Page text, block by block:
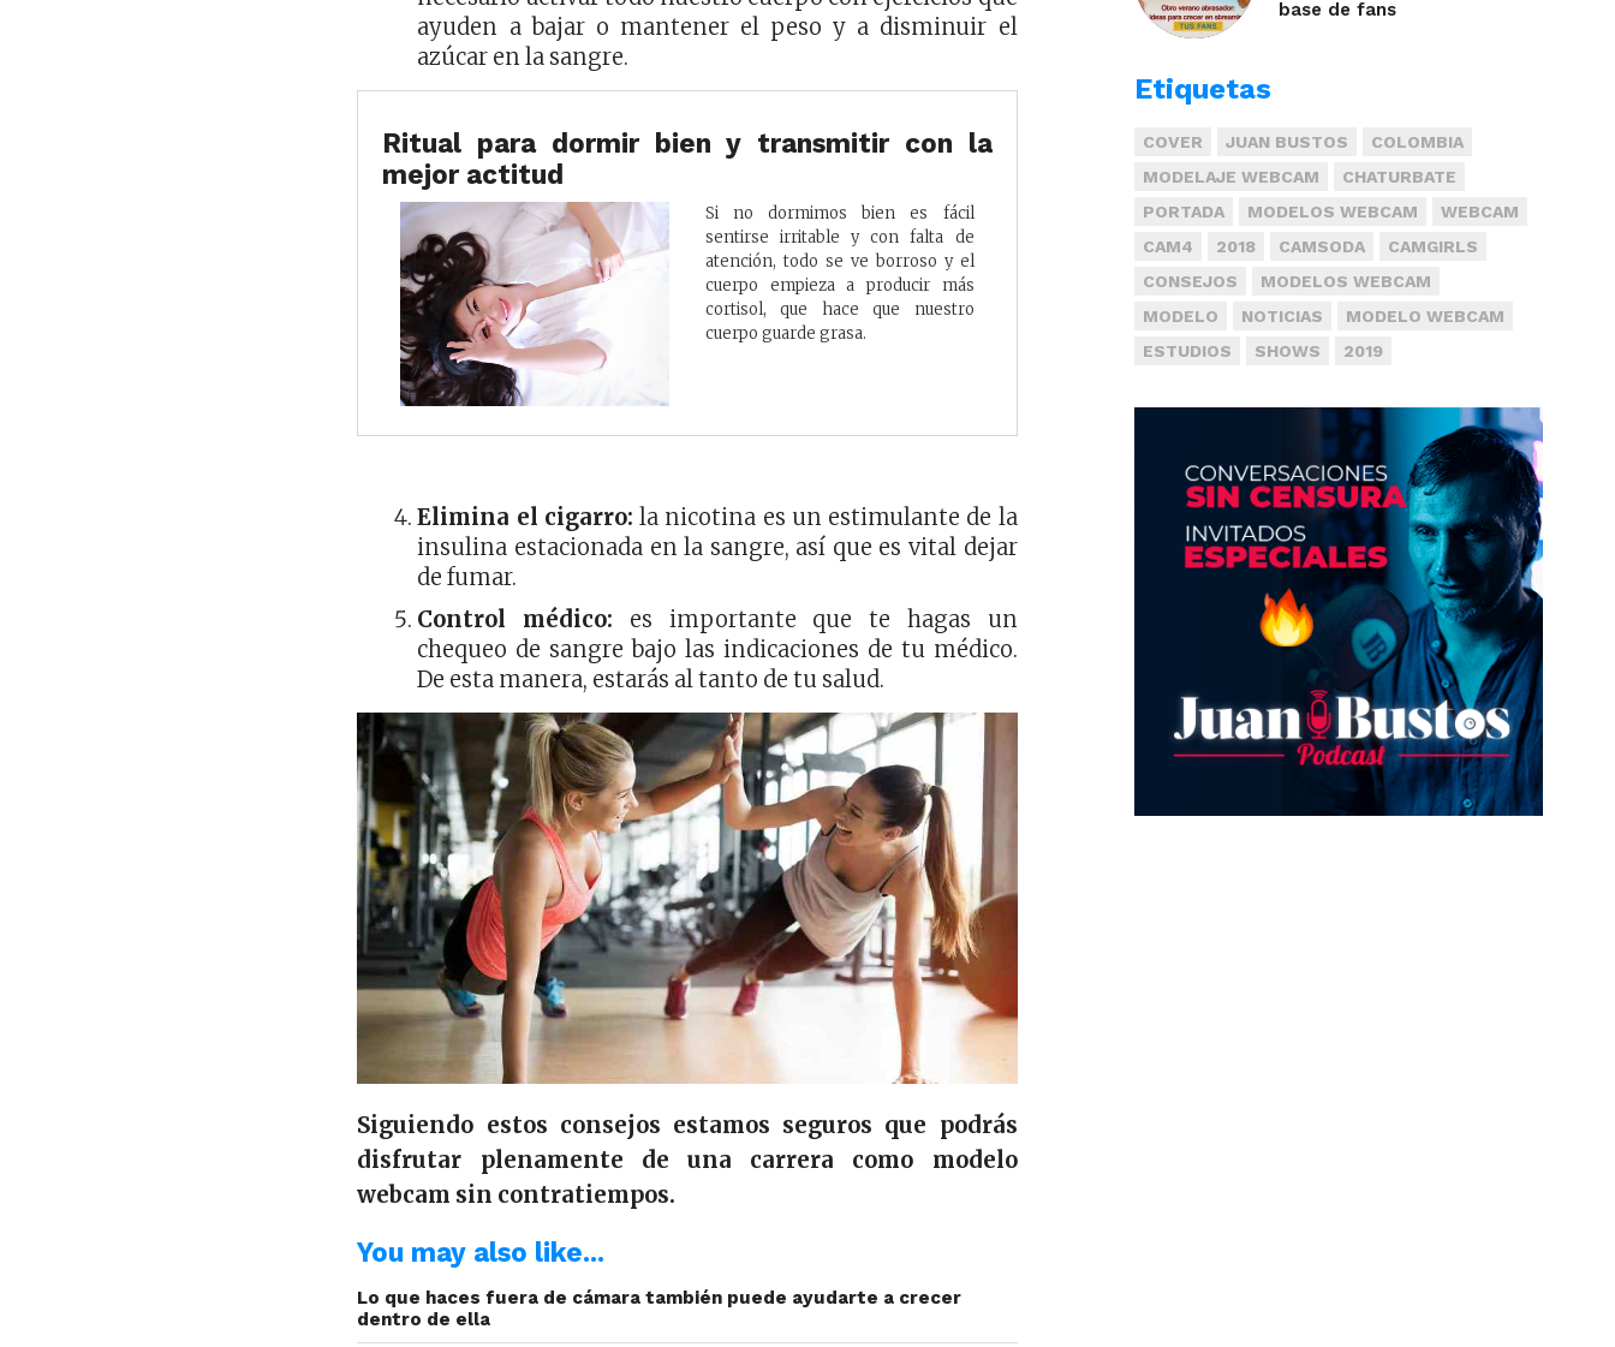
ayuden a bajar o mantener el peso y a disminuir el
azúcar en la sangre.
Ritual para dormir bien y transmitir con la
mejor actitud
Si no dormimos bien es fácil
sentirse irritable y con falta de
atención, todo se ve borroso y el
cuerpo empieza a producir más
cortisol, que hace que nuestro
cuerpo guarde grasa.
Elimina el cigarro: la nicotina es un estimulante de la
insulina estacionada en la sangre, así que es vital dejar
de fumar.
Control médico: es importante que te hagas un
chequeo de sangre bajo las indicaciones de tu médico.
De esta manera, estarás al tanto de tu salud.
Siguiendo estos consejos estamos seguros que podrás
disfrutar plenamente de una carrera como modelo
webcam sin contratiempos.
You may also like...
Lo que haces fuera de cámara también puede ayudarte a crecer
dentro de ella
base de fans
Etiquetas
COVER JUAN BUSTOS
COLOMBIA
MODELAJE WEBCAM
CHATURBATE
PORTADA
MODELOS WEBCAM
WEBCAM
CAM4
2018 CAMSODA
CAMGIRLS
CONSEJOS
MODELOS WEBCAM
MODELO
NOTICIAS
MODELO WEBCAM
ESTUDIOS
SHOWS 2019